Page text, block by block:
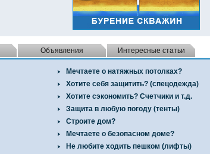
Объявления Интересные статьи
Мечтаете о натяжных потолках?
Хотите себя защитить? (спецодежда)
Хотите сэкономить? Счетчики и т.д.
Защита в любую погоду (тенты)
Строите дом?
Мечтаете о безопасном доме?
Не любите ходить пешком (лифты)